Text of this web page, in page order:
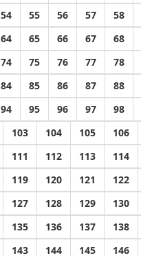
54 55 56 57 58
64 65 66 67 68
74 75 76 77 78
84 85 86 87 88
94 95 96 97 98
103 104 105 106
111 112 113 114
119 120 121 122
127 128 129 130
135 136 137 138
143 144 145 146